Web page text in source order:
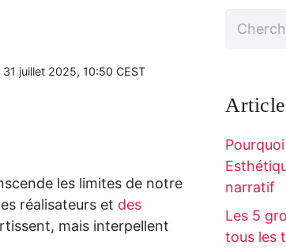
31 juillet 2025, 10:50 CEST
les limites de notre
réalisateurs et des
mais interpellent
narratif
Les 5
tous les